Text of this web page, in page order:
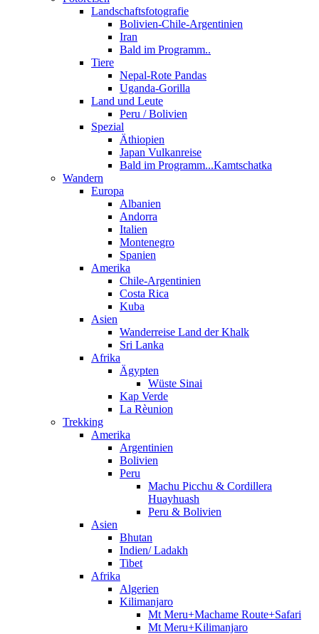
Landschaftsfotografie
Bolivien-Chile-Argentinien
Iran
Bald im Programm..
Tiere
Nepal-Rote Pandas
Uganda-Gorilla
Land und Leute
Peru / Bolivien
Spezial
Äthiopien
Japan Vulkanreise
Bald im Programm...Kamtschatka
Wandern
Europa
Albanien
Andorra
Italien
Montenegro
Spanien
Amerika
Chile-Argentinien
Costa Rica
Kuba
Asien
Wanderreise Land der Khalk
Sri Lanka
Afrika
Ägypten
Wüste Sinai
Kap Verde
La Rèunion
Trekking
Amerika
Argentinien
Bolivien
Peru
Machu Picchu & Cordillera
Huayhuash
Peru & Bolivien
Asien
Bhutan
Indien/ Ladakh
Tibet
Afrika
Algerien
Kilimanjaro
Mt Meru+Machame Route+Safari
Mt Meru+Kilimanjaro